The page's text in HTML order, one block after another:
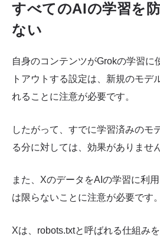
すべてのAIの学習を
ない
自身のコンテンツがGrokの学習に
トアウトする設定は、新規のモデ
れることに注意が必要です。
したがって、すでに学習済みのモ
る分に対しては、効果がありません
また、XのデータをAIの学習に利
は限らないことに注意が必要です。
Xは、robots.txtと呼ばれる仕組み